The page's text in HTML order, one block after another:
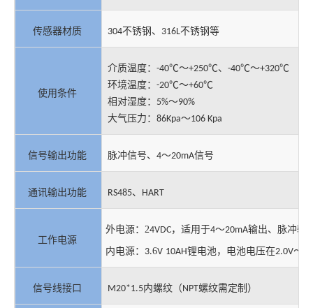
传感器材质 304不锈钢、 316L不锈钢等
使用条件
介质温度： -40℃～+250℃、 -40℃～+320℃
环境温度： -20℃～+60℃
相对湿度： 5%～90%
大气压力： 86Kpa～106 Kpa
信号输出功能 脉冲信号、 4～20mA信号
通讯输出功能 RS485、 HART
工作电源
外电源： 24VDC，适用于4～20mA输出、脉冲输
内电源： 3.6V 10AH锂电池，电池电压在2.0V～
信号线接口 M20*1.5内螺纹 （ NPT螺纹需定制 ）